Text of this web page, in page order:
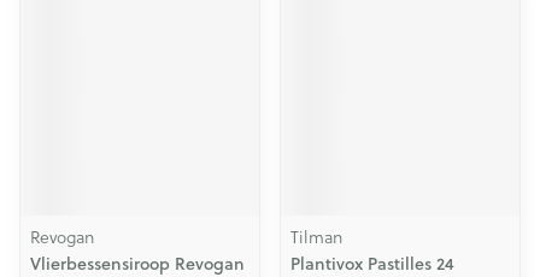
Revogan
Vlierbessensiroop Revogan
Tilman
Plantivox Pastilles 24